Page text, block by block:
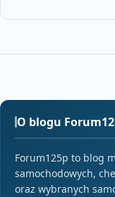
O blogu
Forum125p to blog
samochodowych,
oraz wybranych